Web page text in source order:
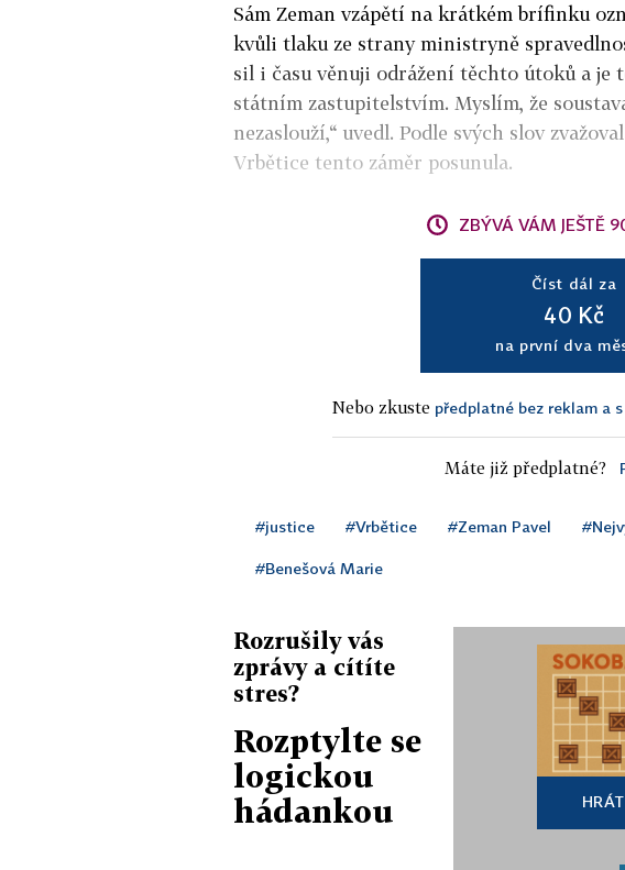
Sám Zeman vzápětí na krátkém brífinku
kvůli tlaku ze strany ministryně
sil i času věnuji odrážení těchto útoků a je
státním zastupitelstvím. Myslím, že
nezaslouží,“ uvedl. Podle svých slov
Vrbětice tento záměr posunula.
ZBÝVÁ VÁM JEŠTĚ
Číst dál za
40 Kč
na první dva
Nebo zkuste předplatné bez reklam a
Máte již předplatné?
#justice #Vrbětice #Zeman Pavel
#Benešová Marie
Rozrušily vás
zprávy a cítíte
stres?
Rozptylte se
logickou
hádankou
HRÁT